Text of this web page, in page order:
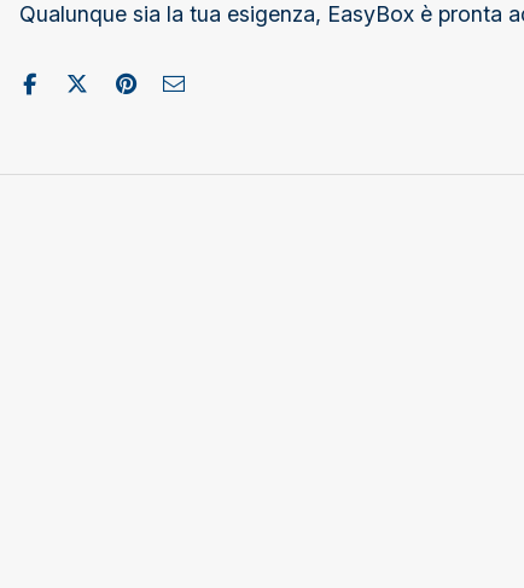
Qualunque sia la tua esigenza, EasyBox è pronta
Condividi su Facebook
Pubblica su X/Twitter
Condividi su Pinterest
Invia come e-mail